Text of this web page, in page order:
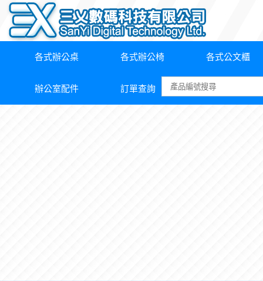
各式辦公桌 各式辦公椅 各式公文櫃
辦公室配件 訂單查詢